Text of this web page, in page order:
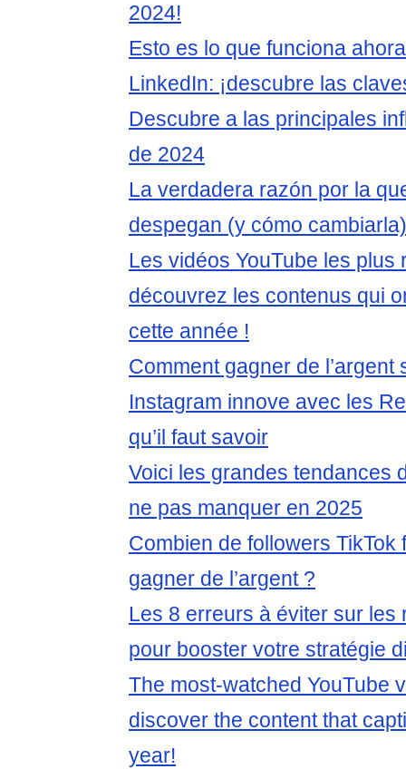
2024!
Esto es lo que funciona
LinkedIn: ¡descubre las
Descubre a las principales
de 2024
La verdadera razón por la
despegan (y cómo cambiarla)
Les vidéos YouTube les plus
découvrez les contenus qui
cette année !
Comment gagner de l’argent
Instagram innove avec les
qu’il faut savoir
Voici les grandes tendances
ne pas manquer en 2025
Combien de followers TikTok
gagner de l’argent ?
Les 8 erreurs à éviter sur les
pour booster votre stratégie
The most-watched YouTube
discover the content that
year!